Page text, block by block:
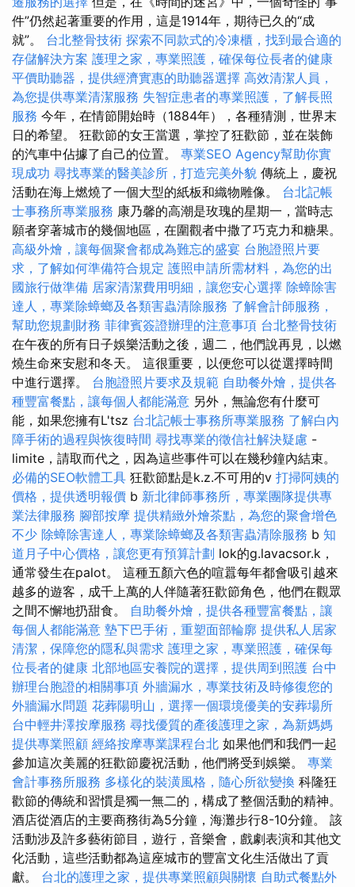
件”仍然起著重要的作用，這是1914年，期待已久的“成
就”。 台北整骨技術 探索不同款式的冷凍櫃，找到最合適的
存儲解決方案 護理之家，專業照護，確保每位長者的健康
平價助聽器，提供經濟實惠的助聽器選擇 高效清潔人員，
為您提供專業清潔服務 失智症患者的專業照護，了解長照
服務 今年，在情節開始時（1884年），各種猜測，世界末
日的希望。 狂歡節的女王當選，掌控了狂歡節，並在裝飾
的汽車中佔據了自己的位置。 專業SEO Agency幫助你實
現成功 尋找專業的醫美診所，打造完美外貌 傳統上，慶祝
活動在海上燃燒了一個大型的紙板和織物雕像。 台北記帳
士事務所專業服務 康乃馨的高潮是玫瑰的星期一，當時志
願者穿著城市的幾個地區，在圍觀者中撒了巧克力和糖果。
高級外燴，讓每個聚會都成為難忘的盛宴 台胞證照片要
求，了解如何準備符合規定 護照申請所需材料，為您的出
國旅行做準備 居家清潔費用明細，讓您安心選擇 除蟑除害
達人，專業除蟑螂及各類害蟲清除服務 了解會計師服務，
幫助您規劃財務 菲律賓簽證辦理的注意事項 台北整骨技術
在午夜的所有日子娛樂活動之後，週二，他們說再見，以燃
燒生命來安慰和冬天。 這很重要，以便您可以從選擇時間
中進行選擇。 台胞證照片要求及規範 自助餐外燴，提供各
種豐富餐點，讓每個人都能滿意 另外，無論您有什麼可
能，如果您擁有L'tsz 台北記帳士事務所專業服務 了解白內
障手術的過程與恢復時間 尋找專業的徵信社解決疑慮 -
limite，請取而代之，因為這些事件可以在幾秒鐘內結束。
必備的SEO軟體工具 狂歡節點是k.z.不可用的v 打掃阿姨的
價格，提供透明報價 b 新北律師事務所，專業團隊提供專
業法律服務 腳部按摩 提供精緻外燴茶點，為您的聚會增色
不少 除蟑除害達人，專業除蟑螂及各類害蟲清除服務 b 知
道月子中心價格，讓您更有預算計劃 lok的g.lavacsor.k，
通常發生在palot。 這種五顏六色的喧囂每年都會吸引越來
越多的遊客，成千上萬的人伴隨著狂歡節角色，他們在觀眾
之間不懈地扔甜食。 自助餐外燴，提供各種豐富餐點，讓
每個人都能滿意 墊下巴手術，重塑面部輪廓 提供私人居家
清潔，保障您的隱私與需求 護理之家，專業照護，確保每
位長者的健康 北部地區安養院的選擇，提供周到照護 台中
辦理台胞證的相關事項 外牆漏水，專業技術及時修復您的
外牆漏水問題 花葬陽明山，選擇一個環境優美的安葬場所
台中輕井澤按摩服務 尋找優質的產後護理之家，為新媽媽
提供專業照顧 經絡按摩專業課程台北 如果他們和我們一起
參加這次美麗的狂歡節慶祝活動，他們將受到娛樂。 專業
會計事務所服務 多樣化的裝潢風格，隨心所欲變換 科隆狂
歡節的傳統和習慣是獨一無二的，構成了整個活動的精神。
酒店從酒店的主要商務街為5分鐘，海灘步行8-10分鐘。 該
活動涉及許多藝術節目，遊行，音樂會，戲劇表演和其他文
化活動，這些活動都為這座城市的豐富文化生活做出了貢
獻。 台北的護理之家，提供專業照顧與關懷 自助式餐點外